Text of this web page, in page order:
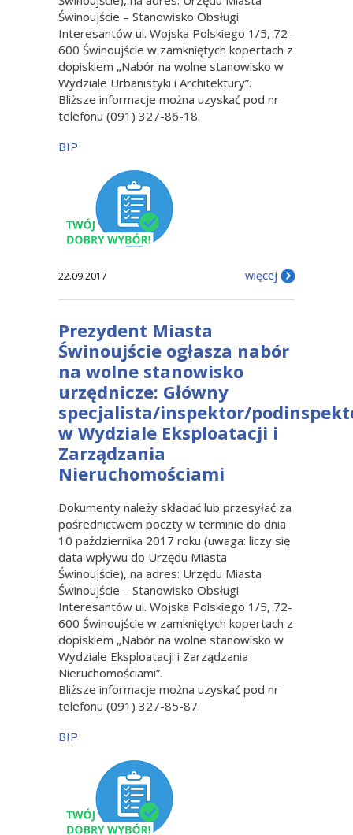
Świnoujście – Stanowisko Obsługi
Interesantów ul. Wojska Polskiego 1/5, 72-
600 Świnoujście w zamkniętych kopertach z
dopiskiem „Nabór na wolne stanowisko w
Wydziale Urbanistyki i Architektury”.
Bliższe informacje można uzyskać pod nr
telefonu (091) 327-86-18.
BIP
22.09.2017 więcej
Prezydent Miasta
Świnoujście ogłasza nabór
na wolne stanowisko
urzędnicze: Główny
specjalista/inspektor/
w Wydziale Eksploatacji i
Zarządzania
Nieruchomościami
Dokumenty należy składać lub przesyłać za
pośrednictwem poczty w terminie do dnia
10 października 2017 roku (uwaga: liczy się
data wpływu do Urzędu Miasta
Świnoujście), na adres: Urzędu Miasta
Świnoujście – Stanowisko Obsługi
Interesantów ul. Wojska Polskiego 1/5, 72-
600 Świnoujście w zamkniętych kopertach z
dopiskiem „Nabór na wolne stanowisko w
Wydziale Eksploatacji i Zarządzania
Nieruchomościami”.
Bliższe informacje można uzyskać pod nr
telefonu (091) 327-85-87.
BIP